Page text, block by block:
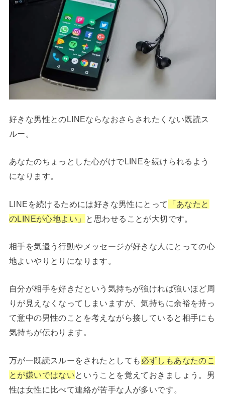
好きな男性とのLINEならなおさらされたくない既読ス
ルー。
あなたのちょっとした心がけでLINEを続けられるよう
になります。
LINEを続けるためには好きな男性にとって
「あなたと
のLINEが心地よい」 と思わせることが大切です。
相手を気遣う行動やメッセージが好きな人にとっての心
地よいやりとりになります。
自分が相手を好きだという気持ちが強ければ強いほど周
りが見えなくなってしまいますが、気持ちに余裕を持っ
て意中の男性のことを考えながら接していると相手にも
気持ちが伝わります。
万が一既読スルーをされたとしても 必ずしもあなたのこ
とが嫌いではないということを覚えておきましょう。男
性は女性に比べて連絡が苦手な人が多いです。